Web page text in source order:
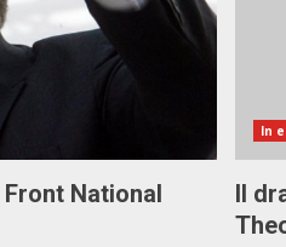
National
In
Il